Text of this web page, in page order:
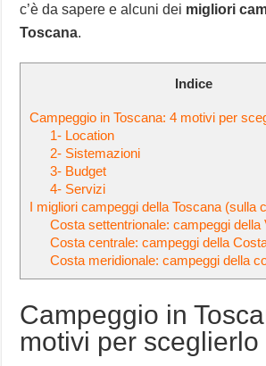
c’è da sapere e alcuni dei migliori
Toscana.
Indice
Campeggio in Toscana: 4 motivi per
1- Location
2- Sistemazioni
3- Budget
4- Servizi
I migliori campeggi della Toscana (sulla
Costa settentrionale: campeggi della
Costa centrale: campeggi della
Costa meridionale: campeggi della
Campeggio in
motivi per sceglierlo